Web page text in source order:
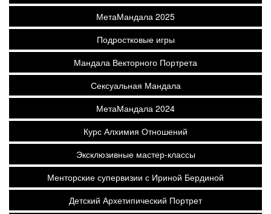
МетаМандала 2025
Подростковые игры
Мандала Векторного Портрета
Сексуальная Мандала
МетаМандала 2024
Курс Алхимия Отношений
Эксклюзивные мастер-классы
Менторские супервизии с Ириной Бердиной
Детский Архетипический Портрет